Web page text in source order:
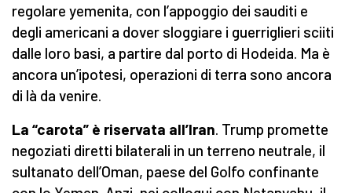
regolare yemenita, con l’appoggio dei sauditi e
degli americani a dover sloggiare i guerriglieri sciiti
dalle loro basi, a partire dal porto di Hodeida. Ma è
ancora un’ipotesi, operazioni di terra sono ancora
di là da venire.
La “carota” è riservata all’Iran. Trump promette
negoziati diretti bilaterali in un terreno neutrale, il
sultanato dell’Oman, paese del Golfo confinante